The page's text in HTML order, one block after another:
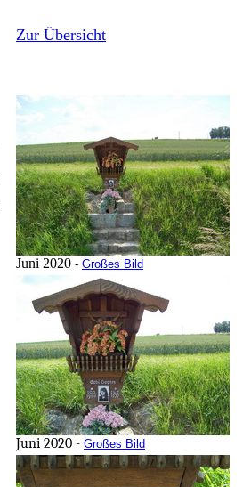
Zur Übersicht
Juni 2020 - Großes Bild
Juni 2020 - Großes Bild